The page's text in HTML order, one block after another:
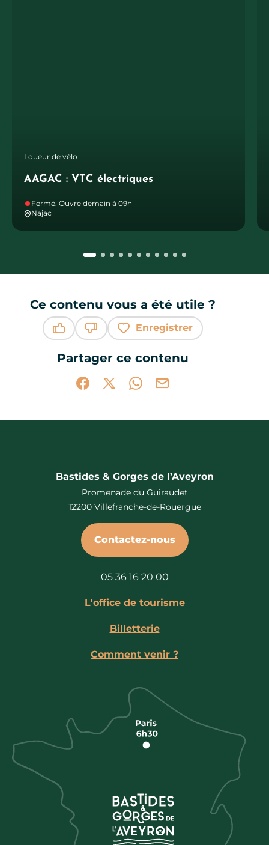
AAGAC : VTC électriques
Loueur de vélo
Fermé. Ouvre demain à 09h
Najac
Ce contenu vous a été utile ?
Enregistrer
Partager ce contenu
Partager sur Facebook (nouvelle
Partager sur X / Twitter (nouvelle
Partager sur WhatsApp
Partager par mail
Bastides & Gorges de l’Aveyron
Promenade du Guiraudet
12200 Villefranche-de-Rouergue
Contactez-nous
05 36 16 20 00
L'office de tourisme
Billetterie
Comment venir ?